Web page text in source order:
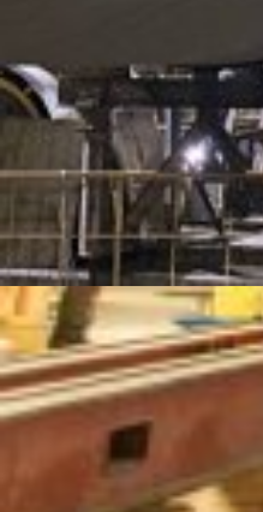
В апреле 2017 года
выполнила работы по
перемещению шабота
Большой Исток
“100 ТОНН МОНТАЖ” также
молота в приямок в
Благодаря использованию
системы GP125
удалось выполнить без
промышленном корпусе в